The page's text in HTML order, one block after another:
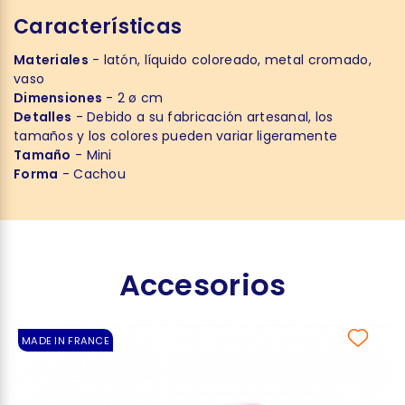
Características
Materiales - latón, líquido coloreado, metal cromado,
vaso
Dimensiones - 2 ø cm
Detalles - Debido a su fabricación artesanal, los
tamaños y los colores pueden variar ligeramente
Tamaño - Mini
Forma - Cachou
Accesorios
MADE IN FRANCE